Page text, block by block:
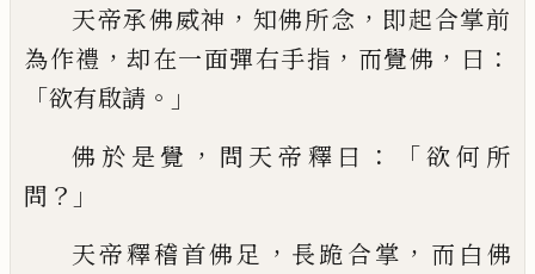
天帝承佛威神 ， 知佛所念 ， 即起合掌前
為作禮 ， 却在一面彈右手指 ， 而覺佛 ， 曰 ：
「欲有啟請 。」
佛於是覺 ， 問天帝釋曰 ：「欲 何所
問 ？」
天帝釋稽首佛足 ， 長跪合掌 ， 而白佛